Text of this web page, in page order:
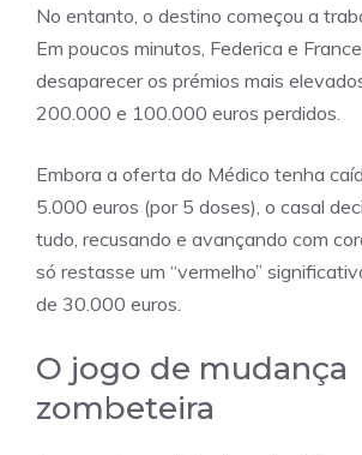
No entanto, o destino começou a
Em poucos minutos, Federica e
desaparecer os prémios mais
200.000 e 100.000 euros perdidos.
Embora a oferta do Médico tenha
5.000 euros (por 5 doses), o casal
tudo, recusando e avançando com
só restasse um “vermelho”
de 30.000 euros.
O jogo de mudança
zombeteira